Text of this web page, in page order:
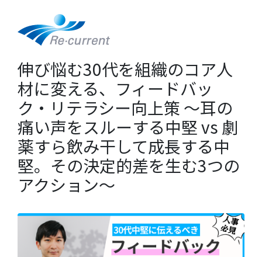
伸び悩む30代を組織のコア人
材に変える、フィードバッ
ク・リテラシー向上策 ～耳の
痛い声をスルーする中堅 vs 劇
薬すら飲み干して成長する中
堅。その決定的差を生む3つの
アクション～